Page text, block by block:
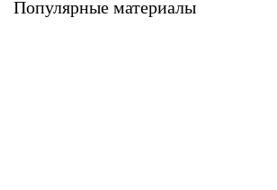
Популярные материалы